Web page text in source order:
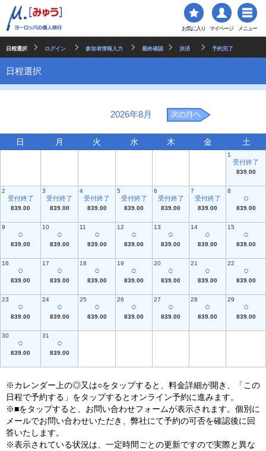
お気に入り マイページ メニュー
日程選択 ログイン 参加者情報入力 最終確認 決済 予約完了
日程選択
2026年8月
日 月 火 水 木 金 土
1
受付終了
839.00
2
受付終了
839.00
3
受付終了
839.00
4
受付終了
839.00
5
受付終了
839.00
6
受付終了
839.00
7
受付終了
839.00
8
○
839.00
9
○
839.00
10
○
839.00
11
○
839.00
12
○
839.00
13
○
839.00
14
○
839.00
15
○
839.00
16
○
839.00
17
○
839.00
18
○
839.00
19
○
839.00
20
○
839.00
21
○
839.00
22
○
839.00
23
○
839.00
24
○
839.00
25
○
839.00
26
○
839.00
27
○
839.00
28
○
839.00
29
○
839.00
30
○
839.00
31
○
839.00
※カレンダー上の◎又は○をタップすると、料金詳細が開き、「この
日程で予約する」をタップするとオンライン予約に進みます。
※■をタップすると、お問い合わせフォームが表示されます。個別に
メールでお問い合わせいただき、弊社にて予約の可否を確認後に回
答いたします。
※表示されている状況は、一定時間ごとの更新ですので実際と異な